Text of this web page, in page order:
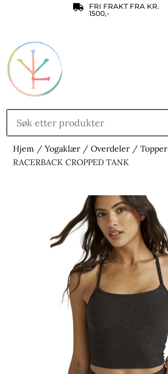

FRI FRAKT FRA KR.
1500,-
Hjem /Yogaklær /Overdeler /Topper
RACERBACK CROPPED TANK